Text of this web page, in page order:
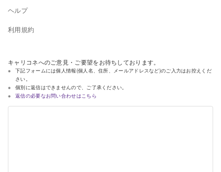
ヘルプ
利用規約
キャリコネへのご意見・ご要望をお待ちしております。
下記フォームには個人情報(個人名、住所、メールアドレスなど)のご入力はお控えくだ
さい。
個別に返信はできませんので、ご了承ください。
返信の必要なお問い合わせはこちら